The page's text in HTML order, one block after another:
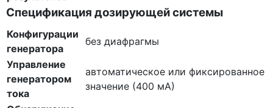
Спецификация дозирующей системы
Конфигурации
генератора
без диафрагмы
Управление
генератором
тока
автоматическое или фиксированное
значение (400 мА)